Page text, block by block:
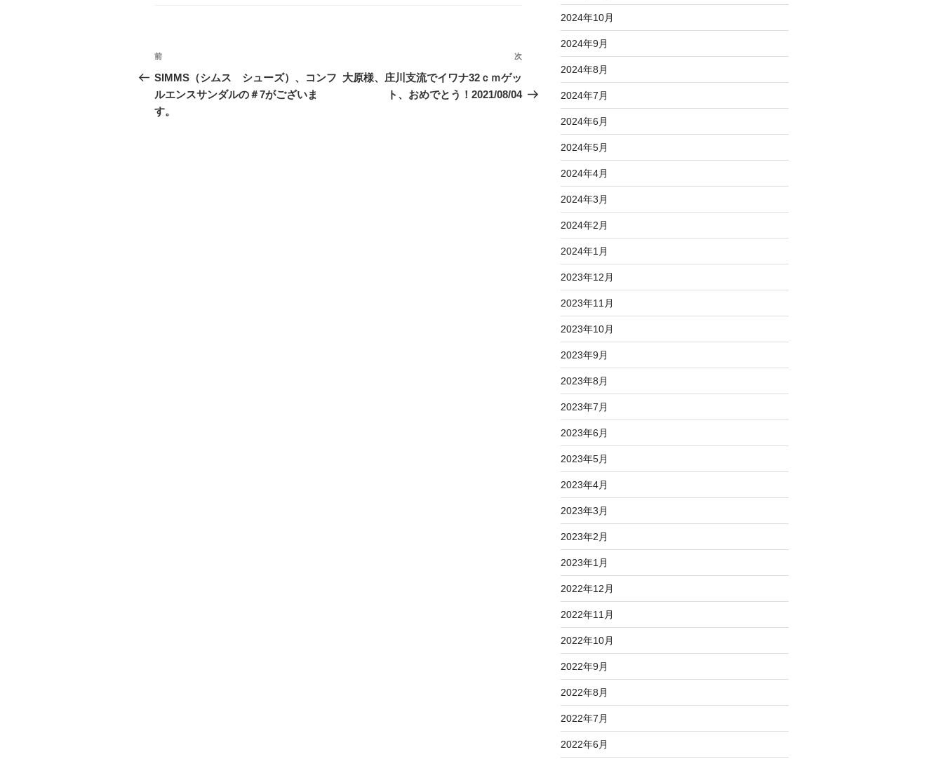
投
稿
ナ
前
の
投
稿
前
SIMMS（シムス シューズ）、コンフ
ルエンスサンダルの＃7がございま
す。
投
次
大原様、庄川支流でイワナ32ｃｍゲッ
ト、おめでとう！2021/08/04
2024年10月
2024年9月
2024年8月
2024年7月
2024年6月
2024年5月
2024年4月
2024年3月
2024年2月
2024年1月
2023年12月
2023年11月
2023年10月
2023年9月
2023年8月
2023年7月
2023年6月
2023年5月
2023年4月
2023年3月
2023年2月
2023年1月
2022年12月
2022年11月
2022年10月
2022年9月
2022年8月
2022年7月
2022年6月